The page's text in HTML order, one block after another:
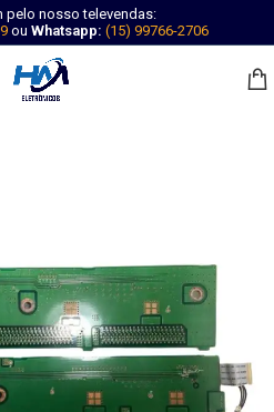
pelo nosso televendas:
ou Whatsapp: (15) 99766-2706